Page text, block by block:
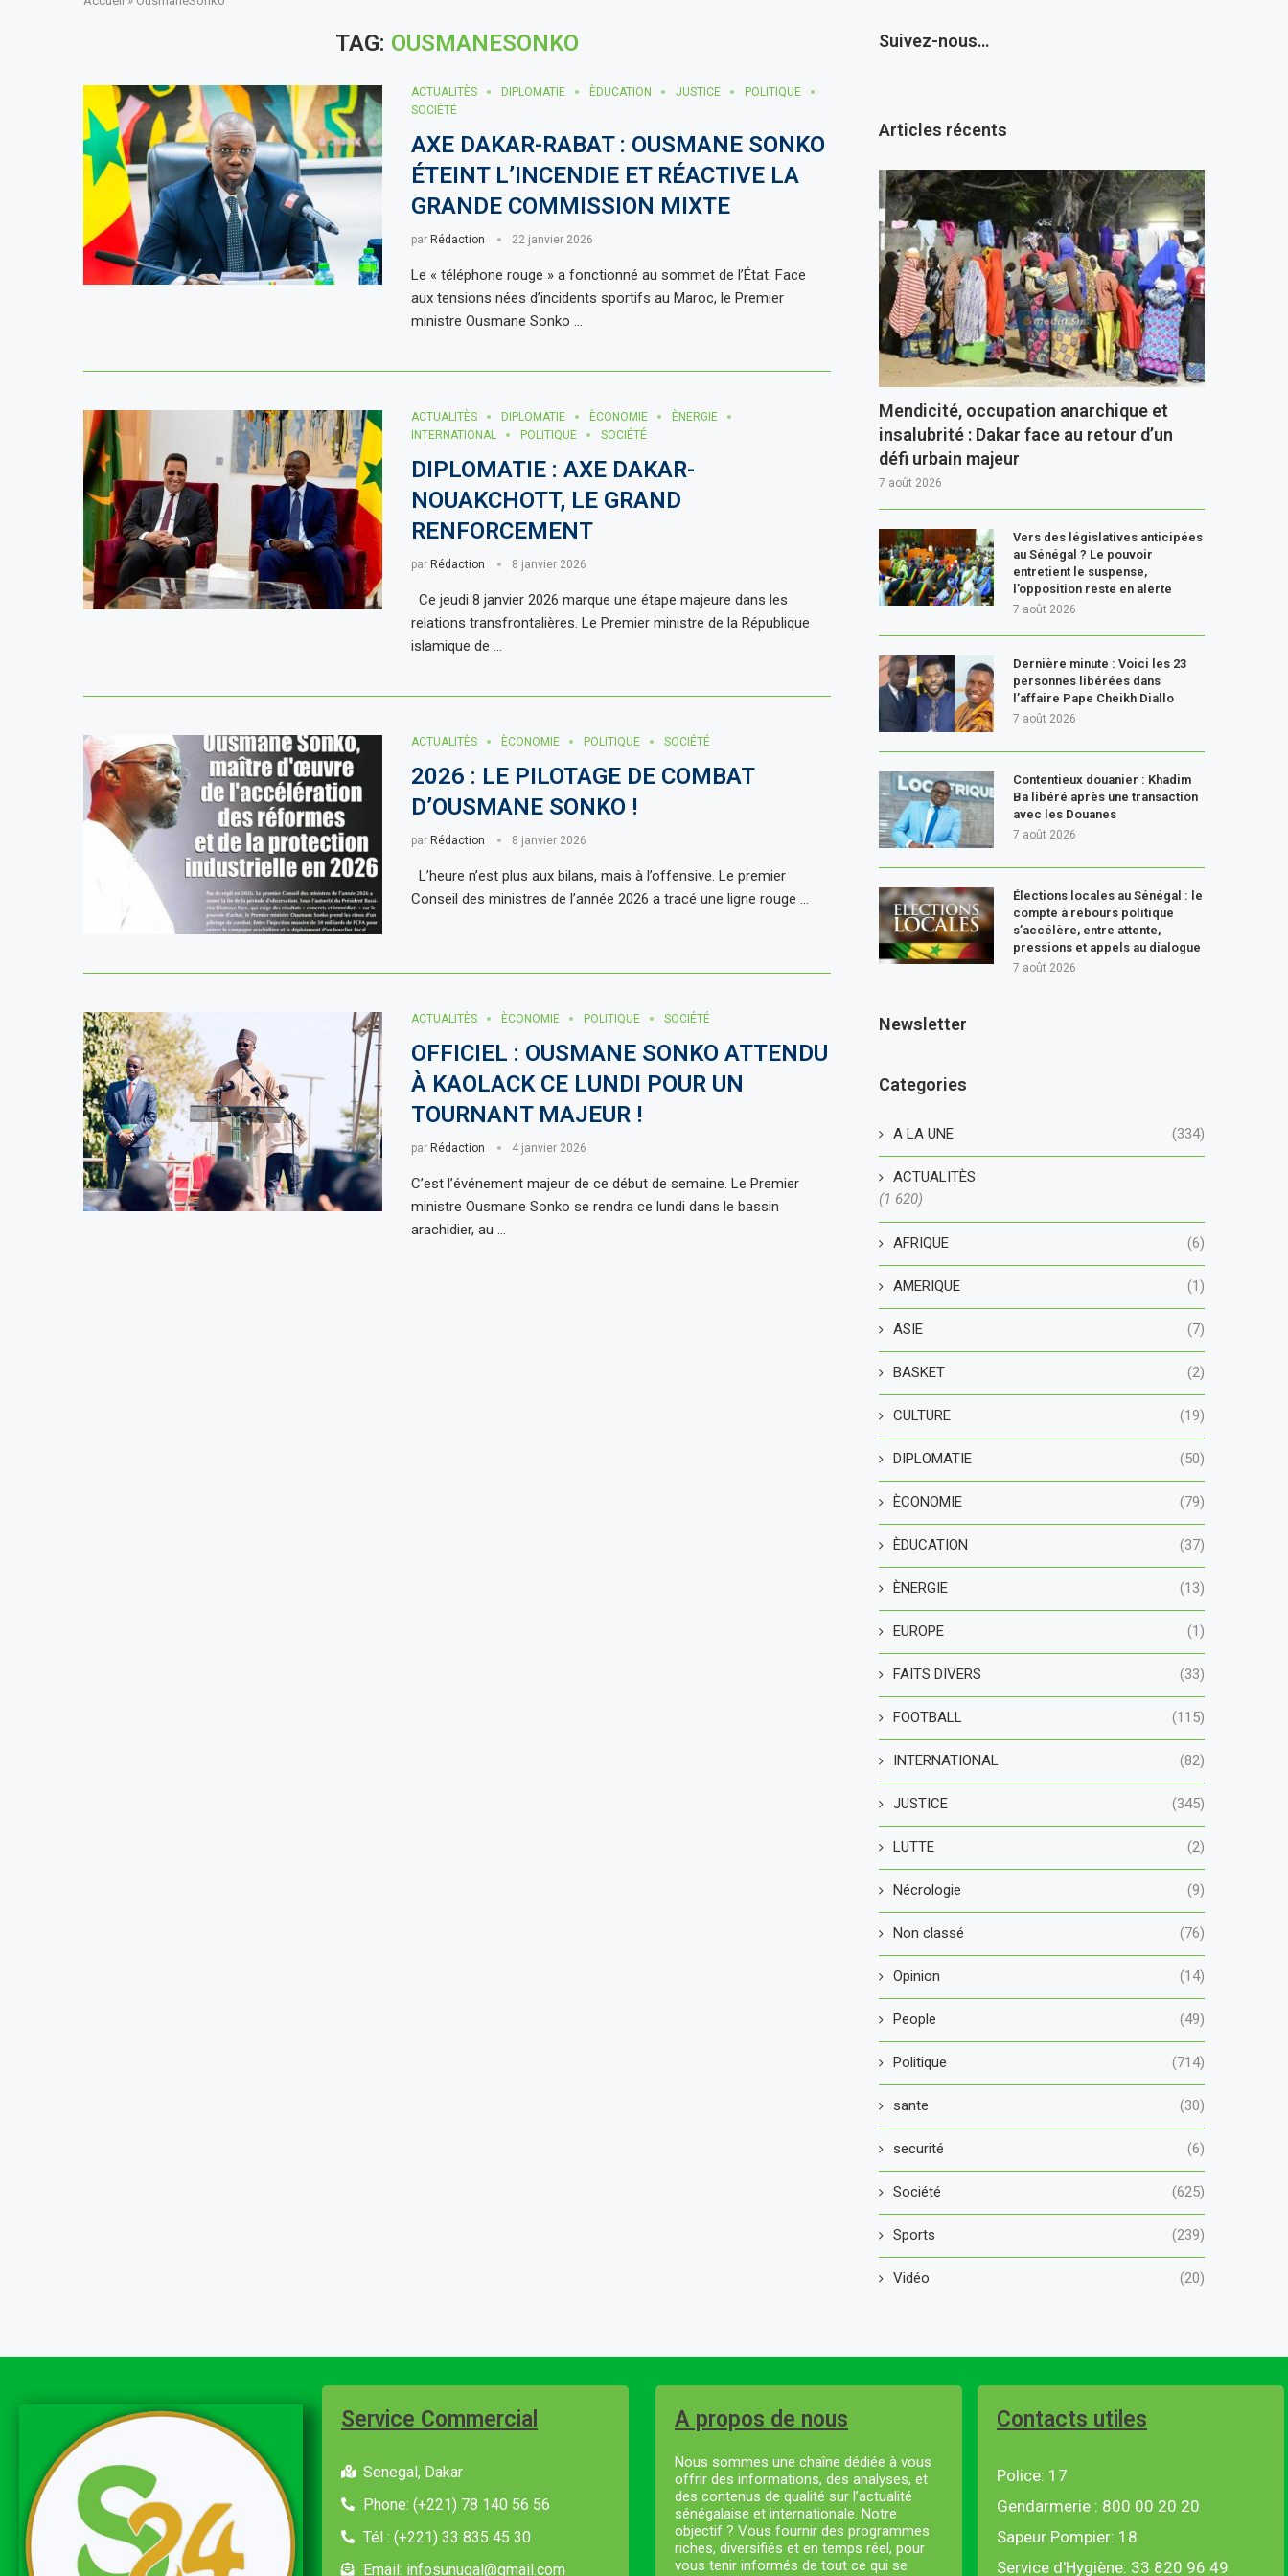
TAG: OUSMANESONKO
ACTUALITÈS DIPLOMATIE ÈDUCATION JUSTICE
POLITIQUE
SOCIÉTÉ
AXE DAKAR-RABAT : OUSMANE SONKO
ÉTEINT L’INCENDIE ET RÉACTIVE LA
GRANDE COMMISSION MIXTE
par Rédaction 22 janvier 2026
Le « téléphone rouge » a fonctionné au sommet de l’État. Face
aux tensions nées d’incidents sportifs au Maroc, le Premier
ministre Ousmane Sonko …
ACTUALITÈS DIPLOMATIE ÈCONOMIE
ÈNERGIE
INTERNATIONAL
POLITIQUE SOCIÉTÉ
DIPLOMATIE : AXE DAKAR-
NOUAKCHOTT, LE GRAND
RENFORCEMENT
par Rédaction 8 janvier 2026
Ce jeudi 8 janvier 2026 marque une étape majeure dans les
relations transfrontalières. Le Premier ministre de la République
islamique de …
ACTUALITÈS ÈCONOMIE POLITIQUE SOCIÉTÉ
2026 : LE PILOTAGE DE COMBAT
D’OUSMANE SONKO !
par Rédaction 8 janvier 2026
L’heure n’est plus aux bilans, mais à l’offensive. Le premier
Conseil des ministres de l’année 2026 a tracé une ligne rouge …
ACTUALITÈS ÈCONOMIE POLITIQUE SOCIÉTÉ
OFFICIEL : OUSMANE SONKO ATTENDU
À KAOLACK CE LUNDI POUR UN
TOURNANT MAJEUR !
par Rédaction 4 janvier 2026
C’est l’événement majeur de ce début de semaine. Le Premier
ministre Ousmane Sonko se rendra ce lundi dans le bassin
arachidier, au …
Suivez-nous…
Articles récents
Mendicité, occupation anarchique et
insalubrité : Dakar face au retour d’un
défi urbain majeur
7 août 2026
Vers des législatives anticipées
au Sénégal ? Le pouvoir
entretient le suspense,
l’opposition reste en alerte
7 août 2026
Dernière minute : Voici les 23
personnes libérées dans
l’affaire Pape Cheikh Diallo
7 août 2026
Contentieux douanier : Khadim
Ba libéré après une transaction
avec les Douanes
7 août 2026
Élections locales au Sénégal : le
compte à rebours politique
s’accélère, entre attente,
pressions et appels au dialogue
7 août 2026
Newsletter
Categories
A LA UNE (334)
ACTUALITÈS
(1 620)
AFRIQUE (6)
AMERIQUE (1)
ASIE (7)
BASKET (2)
CULTURE (19)
DIPLOMATIE (50)
ÈCONOMIE (79)
ÈDUCATION (37)
ÈNERGIE (13)
EUROPE (1)
FAITS DIVERS (33)
FOOTBALL (115)
INTERNATIONAL (82)
JUSTICE (345)
LUTTE (2)
Nécrologie (9)
Non classé (76)
Opinion (14)
People (49)
Politique (714)
sante (30)
securité (6)
Société (625)
Sports (239)
Vidéo (20)
Service Commercial
Senegal, Dakar
Phone: (+221) 78 140 56 56
Tél : (+221) 33 835 45 30
Email: infosunugal@gmail.com
A propos de nous
Nous sommes une chaîne dédiée à vous
offrir des informations, des analyses, et
des contenus de qualité sur l’actualité
sénégalaise et internationale. Notre
objectif ? Vous fournir des programmes
riches, diversifiés et en temps réel, pour
vous tenir informés de tout ce qui se
Contacts utiles
Police: 17
Gendarmerie : 800 00 20 20
Sapeur Pompier: 18
Service d'Hygiène: 33 820 96 49